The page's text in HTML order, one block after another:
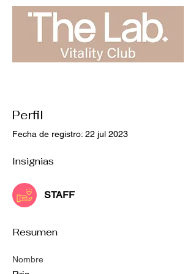
Perfil
Fecha de registro: 22 jul 2023
Insignias
STAFF
Resumen
Nombre